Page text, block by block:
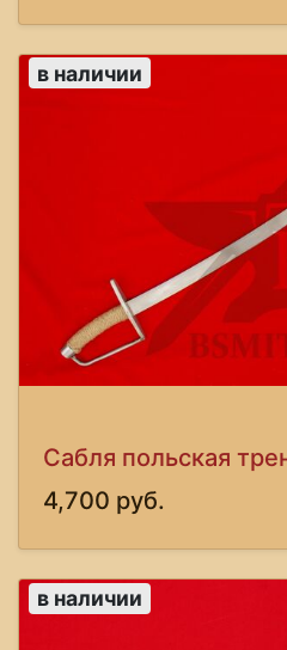
в наличии
Сабля польская
4,700 руб.
в наличии